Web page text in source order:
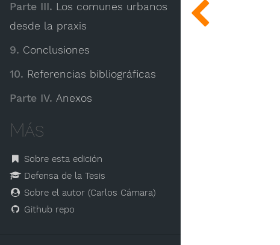
Parte III. Los comunes urbanos
desde la praxis
9. Conclusiones
10. Referencias bibliográficas
Parte IV. Anexos
Más
Sobre esta edición
Defensa de la Tesis
Sobre el autor (Carlos Cámara)
Github repo